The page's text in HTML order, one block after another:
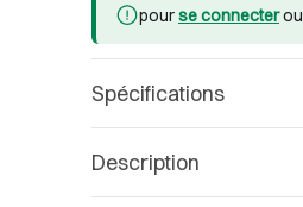
pourse connecterou
Spécifications
Description